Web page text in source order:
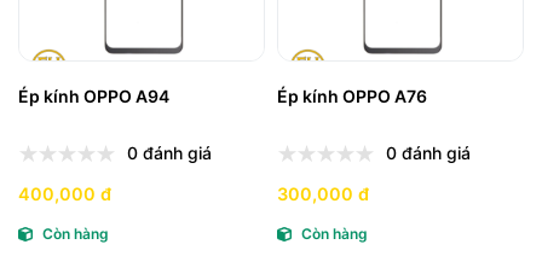
Ép kính OPPO A94
0 đánh giá
400,000 đ
Còn hàng
Ép kính OPPO A76
0 đánh giá
300,000 đ
Còn hàng